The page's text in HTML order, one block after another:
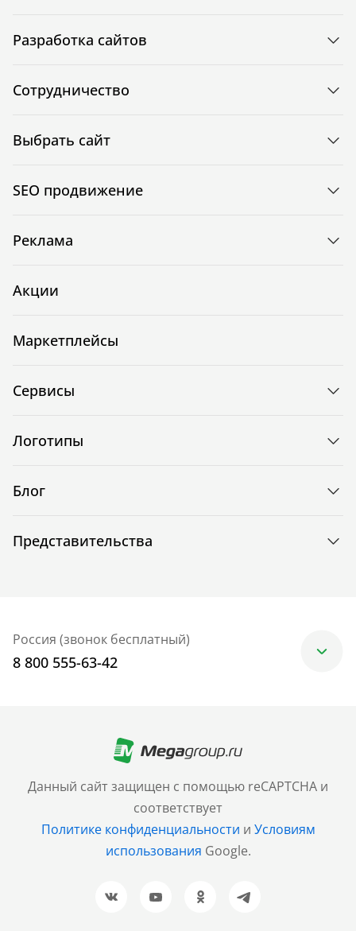
Данный сайт защищен с помощью reCAPTCHA и
соответствует
Политике конфиденциальности и Условиям
использования Google.
Разработка сайтов
Сотрудничество
Выбрать сайт
SEO продвижение
Реклама
Акции
Маркетплейсы
Сервисы
Логотипы
Блог
Представительства
Россия (звонок бесплатный)
8 800 555-63-42
+7 (499) 705-30-10
Санкт-Петербург
+7 (812) 600-77-33
Барнаул
+7 (961) 999-93-93
Новосибирск